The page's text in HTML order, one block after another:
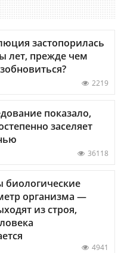
застопорилась
лет, прежде чем
2219
показало,
заселяет
36118
организма —
из строя,
4941